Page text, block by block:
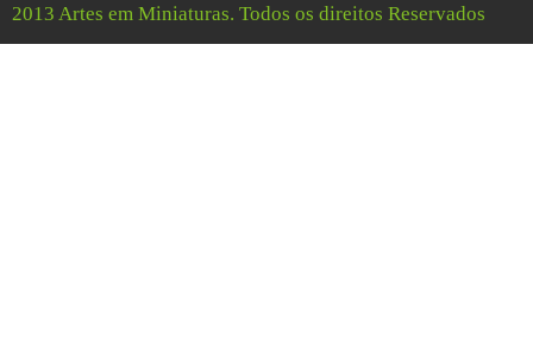
2013 Artes em Miniaturas. Todos os direitos Reservados